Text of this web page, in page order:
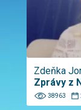
Zdeňka
Zprávy z
38963